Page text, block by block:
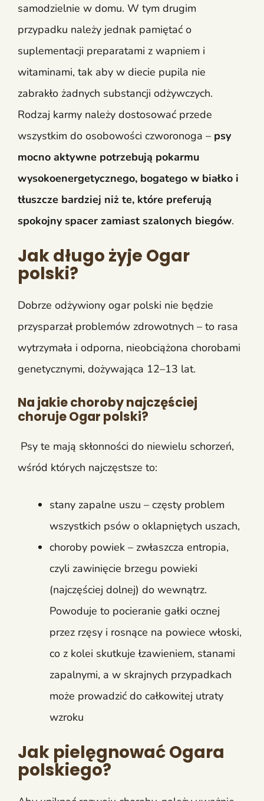
samodzielnie w domu. W tym drugim
przypadku należy jednak pamiętać o
suplementacji preparatami z wapniem i
witaminami, tak aby w diecie pupila nie
zabrakło żadnych substancji odżywczych.
Rodzaj karmy należy dostosować przede
wszystkim do osobowości czworonoga – psy
mocno aktywne potrzebują pokarmu
wysokoenergetycznego, bogatego w białko i
tłuszcze bardziej niż te, które preferują
spokojny spacer zamiast szalonych biegów.
Jak długo żyje Ogar
polski?
Dobrze odżywiony ogar polski nie będzie
przysparzał problemów zdrowotnych – to rasa
wytrzymała i odporna, nieobciążona chorobami
genetycznymi, dożywająca 12–13 lat.
Na jakie choroby najczęściej
choruje Ogar polski?
Psy te mają skłonności do niewielu schorzeń,
wśród których najczęstsze to:
stany zapalne uszu – częsty problem
wszystkich psów o oklapniętych uszach,
choroby powiek – zwłaszcza entropia,
czyli zawinięcie brzegu powieki
(najczęściej dolnej) do wewnątrz.
Powoduje to pocieranie gałki ocznej
przez rzęsy i rosnące na powiece włoski,
co z kolei skutkuje łzawieniem, stanami
zapalnymi, a w skrajnych przypadkach
może prowadzić do całkowitej utraty
wzroku
Jak pielęgnować Ogara
polskiego?